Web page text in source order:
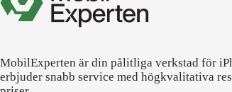
MobilExperten är din pålitliga verkstad för
erbjuder snabb service med högkvalitativa